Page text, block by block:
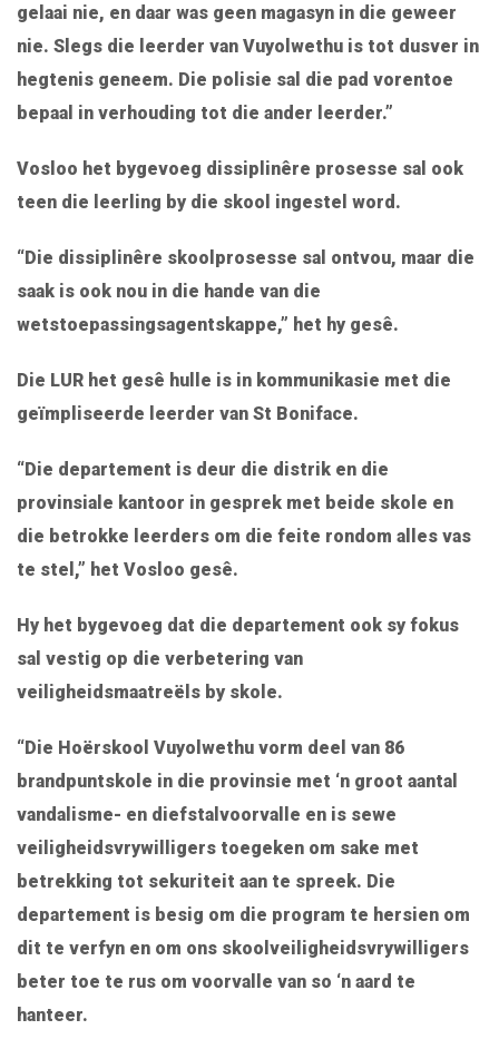
gelaai nie, en daar was geen magasyn in die geweer
nie. Slegs die leerder van Vuyolwethu is tot dusver in
hegtenis geneem. Die polisie sal die pad vorentoe
bepaal in verhouding tot die ander leerder.”
Vosloo het bygevoeg dissiplinêre prosesse sal ook
teen die leerling by die skool ingestel word.
“Die dissiplinêre skoolprosesse sal ontvou, maar die
saak is ook nou in die hande van die
wetstoepassingsagentskappe,” het hy gesê.
Die LUR het gesê hulle is in kommunikasie met die
geïmpliseerde leerder van St Boniface.
“Die departement is deur die distrik en die
provinsiale kantoor in gesprek met beide skole en
die betrokke leerders om die feite rondom alles vas
te stel,” het Vosloo gesê.
Hy het bygevoeg dat die departement ook sy fokus
sal vestig op die verbetering van
veiligheidsmaatreëls by skole.
“Die Hoërskool Vuyolwethu vorm deel van 86
brandpuntskole in die provinsie met ‘n groot aantal
vandalisme- en diefstalvoorvalle en is sewe
veiligheidsvrywilligers toegeken om sake met
betrekking tot sekuriteit aan te spreek. Die
departement is besig om die program te hersien om
dit te verfyn en om ons skoolveiligheidsvrywilligers
beter toe te rus om voorvalle van so ‘n aard te
hanteer.